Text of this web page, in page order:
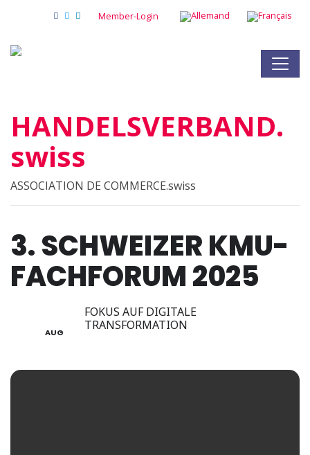
Member-Login
HANDELSVERBAND.
swiss
ASSOCIATION DE COMMERCE.swiss
3. SCHWEIZER KMU-
FACHFORUM 2025
AUG
FOKUS AUF DIGITALE
TRANSFORMATION